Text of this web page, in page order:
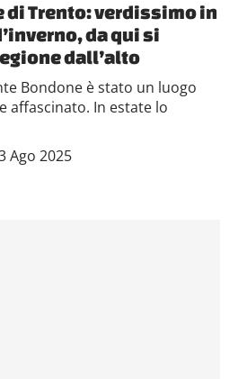
di Trento: verdissimo in
da qui si
dall’alto
Bondone è stato un luogo
affascinato. In estate lo
Ago 2025